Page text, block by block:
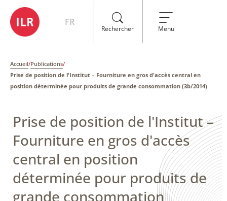
FR
Rechercher Menu
Accueil/Publications/
Prise de position de l'Institut – ​Fourniture en gros d'accès central en
position déterminée pour produits de grande consommation (3b/2014)
Prise de position de l'Institut –
​Fourniture en gros d'accès
central en position
déterminée pour produits de
grande consommation